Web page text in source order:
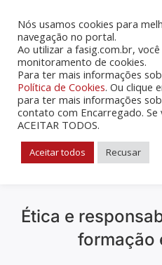
Sou aluno
Ética e
formação
Nós usamos cookies para
navegação no portal.
Ao utilizar a fasig.com.br,
monitoramento de cookies.
Para ter mais informações
Política de Cookies. Ou clique
para ter mais informações
contato com Encarregado. Se
ACEITAR TODOS.
Aceitar todos Recusar